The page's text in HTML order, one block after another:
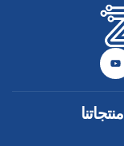
منتجاتنا